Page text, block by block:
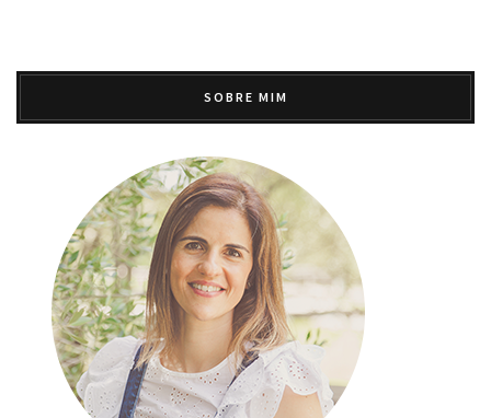
SOBRE MIM